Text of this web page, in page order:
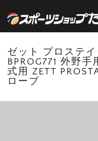
ゼット プロステ
BPROG771 外野
式用 ZETT
ローブ